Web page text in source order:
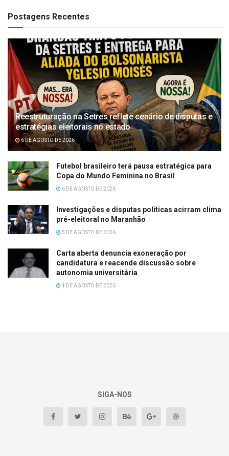
Postagens Recentes
Reestruturação na Setres reflete cenário de disputas e
estratégias eleitorais no estado
6 DE AGOSTO DE 2026
Futebol brasileiro terá pausa estratégica para
Copa do Mundo Feminina no Brasil
6 DE AGOSTO DE 2026
Investigações e disputas políticas acirram clima
pré-eleitoral no Maranhão
5 DE AGOSTO DE 2026
Carta aberta denuncia exoneração por
candidatura e reacende discussão sobre
autonomia universitária
4 DE AGOSTO DE 2026
SIGA-NOS